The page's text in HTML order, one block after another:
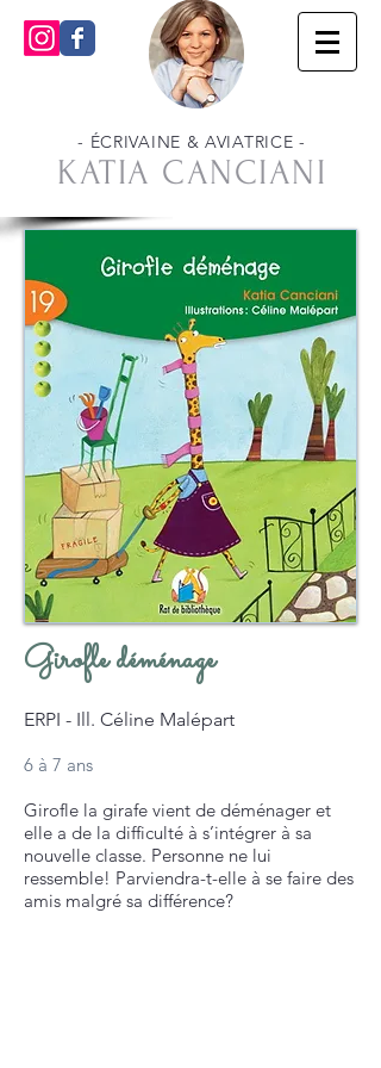
- ÉCRIVAINE & AVIATRICE -
KATIA CANCIANI
Girofle déménage
ERPI - Ill. Céline Malépart
6 à 7 ans
Girofle la girafe vient de déménager et
elle a de la difficulté à s’intégrer à sa
nouvelle classe. Personne ne lui
ressemble! Parviendra-t-elle à se faire des
amis malgré sa différence?